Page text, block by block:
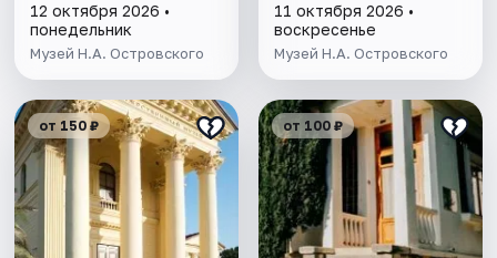
12 октября 2026 •
понедельник
Музей Н.А. Островского
11 октября 2026 •
воскресенье
Музей Н.А. Островского
от 150 ₽ от 100 ₽